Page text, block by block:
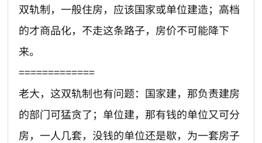
双轨制，一般住房，应该国家或单位建造；高档
的才商品化，不走这条路子，房价不可能降下
来。
=============
老大，这双轨制也有问题：国家建，那负责建房
的部门可猛贪了；单位建，那有钱的单位又可分
房，一人几套，没钱的单位还是歇，为一套房子